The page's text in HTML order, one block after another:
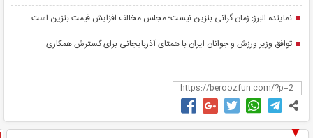
نماینده البرز: زمان گرانی بنزین نیست؛ مجلس مخالف افزایش قیمت بنزین است
توافق وزیر ورزش و جوانان ایران با همتای آذربایجانی برای گسترش همکاری